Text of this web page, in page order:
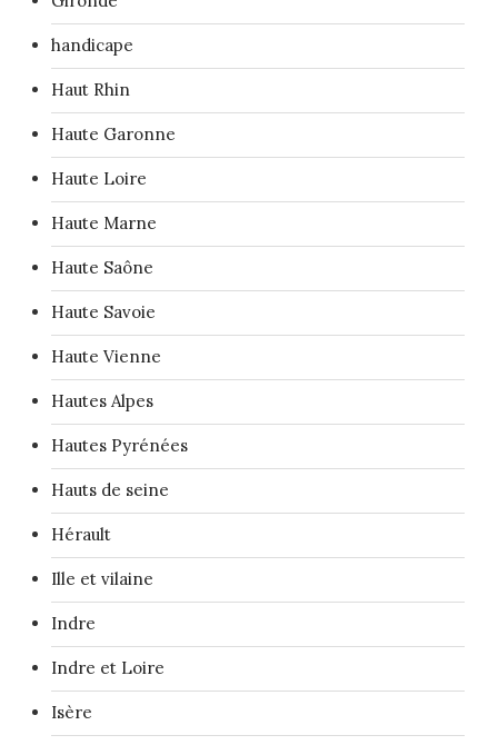
handicape
Haut Rhin
Haute Garonne
Haute Loire
Haute Marne
Haute Saône
Haute Savoie
Haute Vienne
Hautes Alpes
Hautes Pyrénées
Hauts de seine
Hérault
Ille et vilaine
Indre
Indre et Loire
Isère